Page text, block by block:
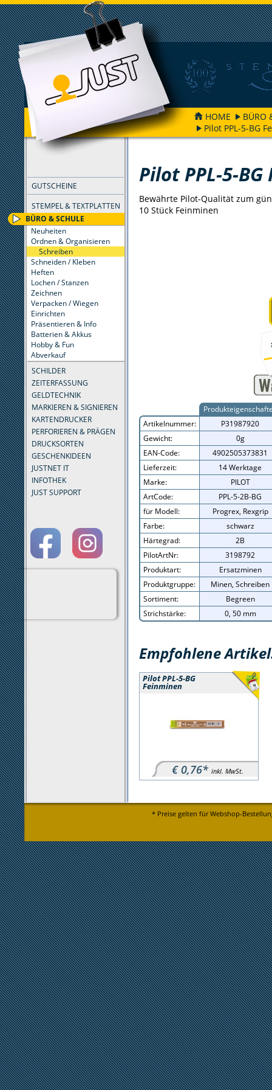
HOME
BÜRO
Pilot PPL-5-BG
GUTSCHEINE
STEMPEL & TEXTPLATTEN
BÜRO & SCHULE
Neuheiten
Ordnen & Organisieren
Schreiben
Schneiden / Kleben
Heften
Lochen / Stanzen
Zeichnen
Verpacken / Wiegen
Einrichten
Präsentieren & Info
Batterien & Akkus
Hobby & Fun
Abverkauf
SCHILDER
ZEITERFASSUNG
GELDTECHNIK
MARKIEREN & SIGNIEREN
KARTENDRUCKER
PERFORIEREN & PRÄGEN
DRUCKSORTEN
GESCHENKIDEEN
JUSTNET IT
INFOTHEK
JUST SUPPORT
FILTER
Pilot PPL-5-
Bewährte Pilot-Qualität zum
10 Stück Feinminen
Artikelnummer:
P31987920
Gewicht:
0g
EAN-Code:
4902505373831
Lieferzeit:
14 Werktage
Marke:
PILOT
ArtCode:
PPL-5-2B-BG
für Modell:
Progrex, Rexgrip
Farbe:
schwarz
Härtegrad:
2B
PilotArtNr:
3198792
Produktart:
Ersatzminen
Produktgruppe:
Minen, Schreiben
Sortiment:
Begreen
Strichstärke:
0, 50 mm
Empfohlene
Pilot PPL-5-BG
Feinminen
€ 0,76* inkl. MwSt.
* Preise gelten für Webshop-